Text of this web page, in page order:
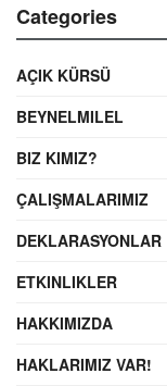
Categories
AÇIK KÜRSÜ
BEYNELMILEL
BIZ KIMIZ?
ÇALIŞMALARIMIZ
DEKLARASYONLAR
ETKINLIKLER
HAKKIMIZDA
HAKLARIMIZ VAR!